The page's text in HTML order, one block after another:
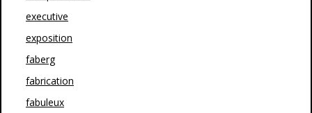
executive
exposition
faberg
fabrication
fabuleux